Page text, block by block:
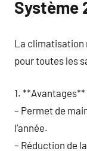
Système
La climatisation
pour toutes les
1. **Avantages**
– Permet de
l’année.
– Réduction de